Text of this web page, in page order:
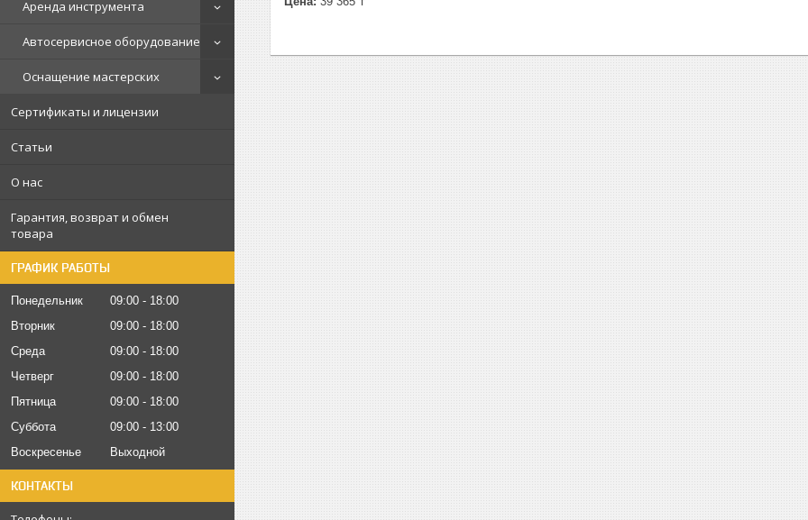
Аренда инструмента
Автосервисное оборудование
Оснащение мастерских
Сертификаты и лицензии
Статьи
О нас
Гарантия, возврат и обмен
товара
ГРАФИК РАБОТЫ
Понедельник 09:00
18:00
Вторник
09:00
18:00
Среда
09:00
18:00
Четверг
09:00
18:00
Пятница
09:00
18:00
Суббота
09:00
13:00
Воскресенье
Выходной
КОНТАКТЫ